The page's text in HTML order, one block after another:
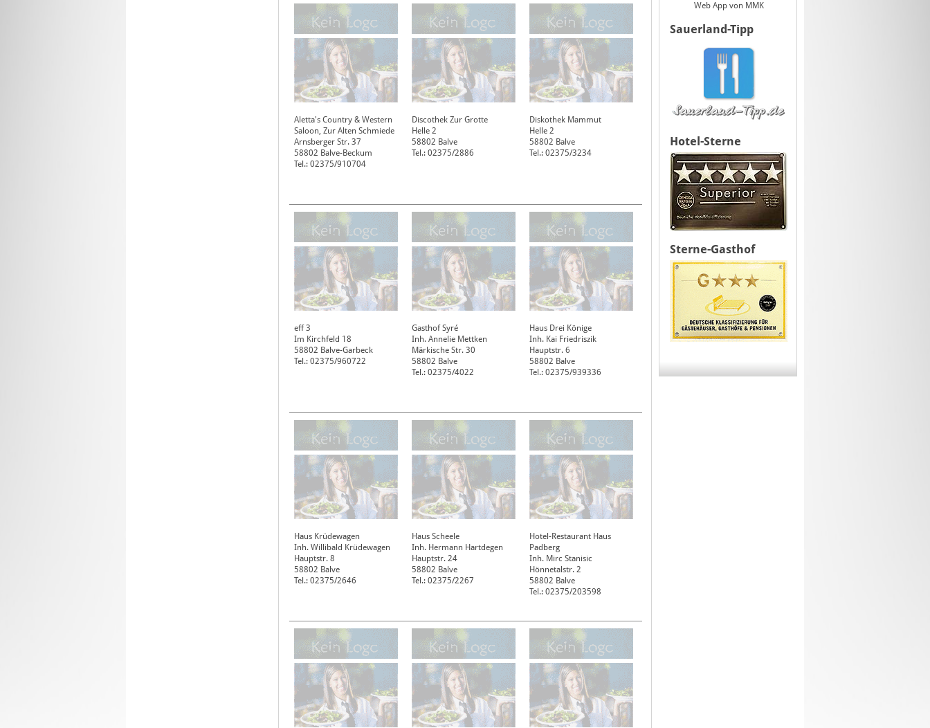
Aletta's Country & Western
Saloon, Zur Alten Schmiede
Arnsberger Str. 37
58802 Balve-Beckum
Tel.: 02375/910704
Discothek Zur Grotte
Helle 2
58802 Balve
Tel.: 02375/2886
Diskothek Mammut
Helle 2
58802 Balve
Tel.: 02375/3234
eff 3
Im Kirchfeld 18
58802 Balve-Garbeck
Tel.: 02375/960722
Gasthof Syré
Inh. Annelie Mettken
Märkische Str. 30
58802 Balve
Tel.: 02375/4022
Haus Drei Könige
Inh. Kai Friedriszik
Hauptstr. 6
58802 Balve
Tel.: 02375/939336
Haus Krüdewagen
Inh. Willibald Krüdewagen
Hauptstr. 8
58802 Balve
Tel.: 02375/2646
Haus Scheele
Inh. Hermann Hartdegen
Hauptstr. 24
58802 Balve
Tel.: 02375/2267
Hotel-Restaurant Haus
Padberg
Inh. Mirc Stanisic
Hönnetalstr. 2
58802 Balve
Tel.: 02375/203598
Web App von MMK
Sauerland-Tipp
Hotel-Sterne
Sterne-Gasthof